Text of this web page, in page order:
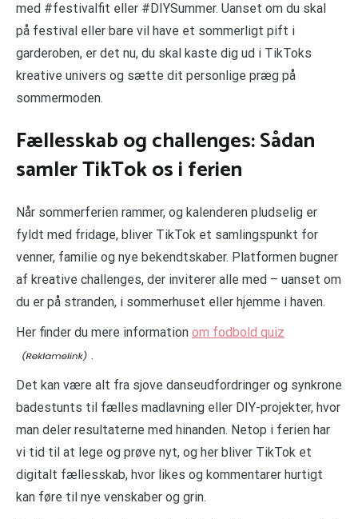
med #festivalfit eller #DIYSummer. Uanset om du skal
på festival eller bare vil have et sommerligt pift i
garderoben, er det nu, du skal kaste dig ud i TikToks
kreative univers og sætte dit personlige præg på
sommermoden.
Fællesskab og challenges: Sådan
samler TikTok os i ferien
Når sommerferien rammer, og kalenderen pludselig er
fyldt med fridage, bliver TikTok et samlingspunkt for
venner, familie og nye bekendtskaber. Platformen bugner
af kreative challenges, der inviterer alle med – uanset om
du er på stranden, i sommerhuset eller hjemme i haven.
Her finder du mere information om fodbold quiz
.
Det kan være alt fra sjove danseudfordringer og synkrone
badestunts til fælles madlavning eller DIY-projekter, hvor
man deler resultaterne med hinanden. Netop i ferien har
vi tid til at lege og prøve nyt, og her bliver TikTok et
digitalt fællesskab, hvor likes og kommentarer hurtigt
kan føre til nye venskaber og grin.